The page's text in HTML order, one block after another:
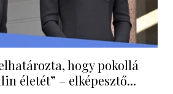
hogy pokollá
életét” – elképesztő...